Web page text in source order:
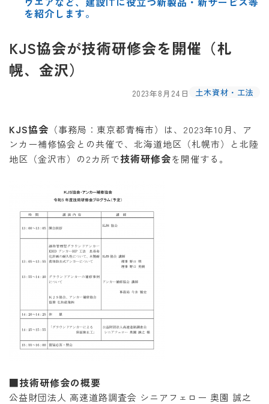
を紹介します。
KJS協会が技術研修会を開催（札
幌、金沢）
2023年8月24日 土木資材・工法
KJS協会 （事務局：東京都青梅市）は、2023年10月、ア
ンカー補修協会との共催で、北海道地区（札幌市）と北陸
地区（金沢市）の2カ所で技術研修会を開催する。
■技術研修会の概要
公益財団法人 高速道路調査会 シニアフェロー 奥園 誠之